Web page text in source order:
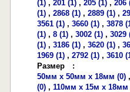
(1) , 201 (1) , 205 (1) , 206
(1) , 2868 (1) , 2889 (1) ,
3561 (1) , 3660 (1) , 3878
(1) , 8 (1) , 3002 (1) , 3029
(1) , 3186 (1) , 3620 (1) ,
1969 (1) , 2792 (1) , 3610
Размер
:
50мм х 50мм х 18мм (0)
(0) , 110мм х 15м х 18мм